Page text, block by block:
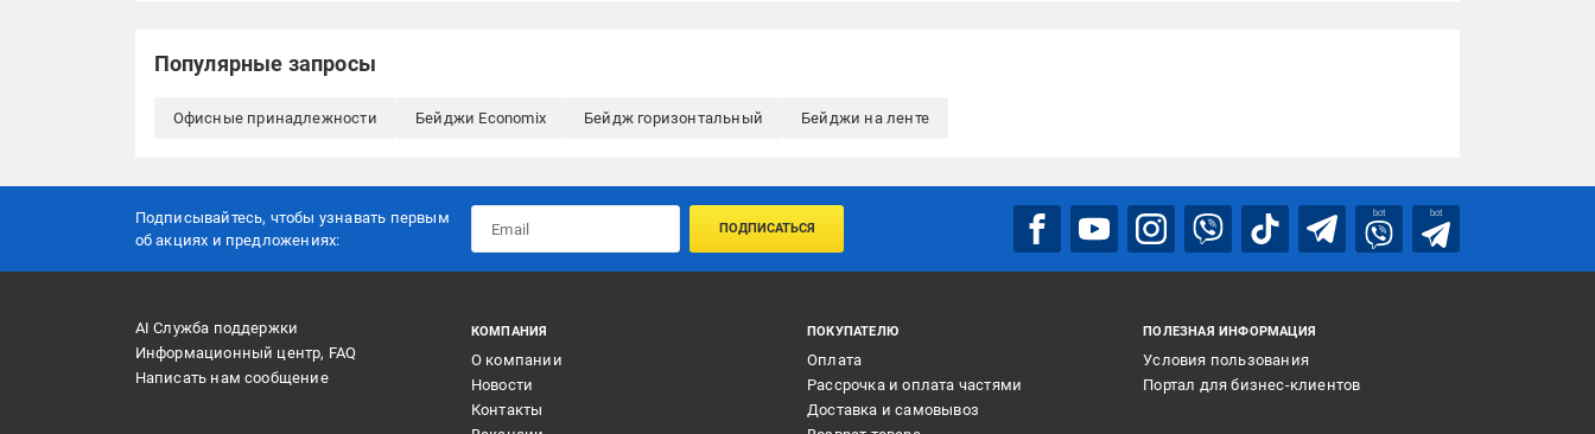
Популярные запросы
Офисные принадлежности Бейджи Economix Бейдж горизонтальный Бейджи на ленте
Подписывайтесь, чтобы узнавать первым
об акцияx и предложениях:
ПОДПИСАТЬСЯ
bot bot
AI Служба поддержки
Информационный центр, FAQ
Написать нам сообщение
КОМПАНИЯ
О компании
Новости
Контакты
ПОКУПАТЕЛЮ
Оплата
Рассрочка и оплата частями
Доставка и самовывоз
ПОЛЕЗНАЯ ИНФОРМАЦИЯ
Условия пользования
Портал для бизнес-клиентов